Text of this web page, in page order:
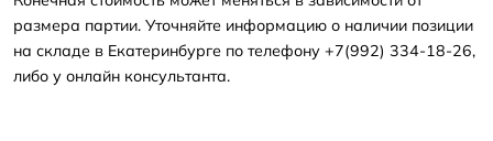
размера партии. Уточняйте информацию о наличии позиции
на складе в Екатеринбурге по телефону +7(992) 334-18-26,
либо у онлайн консультанта.